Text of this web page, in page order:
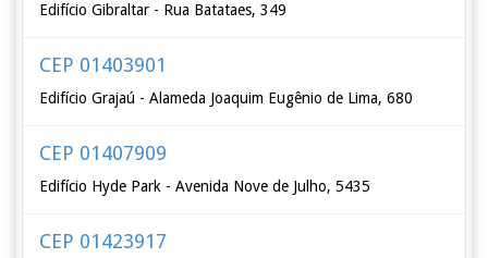
Edifício Gibraltar - Rua Batataes, 349
CEP 01403901
Edifício Grajaú - Alameda Joaquim Eugênio de Lima, 680
CEP 01407909
Edifício Hyde Park - Avenida Nove de Julho, 5435
CEP 01423917